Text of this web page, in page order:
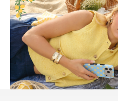
Homepage
Telefoonhoesjes
Accessoires